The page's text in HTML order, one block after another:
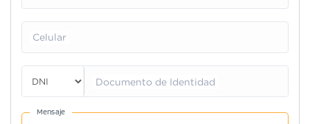
Celular
Documento de Identidad
Mensaje